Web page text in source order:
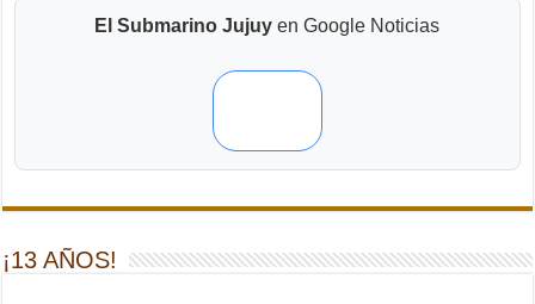
El Submarino Jujuy en Google Noticias
¡13 AÑOS!